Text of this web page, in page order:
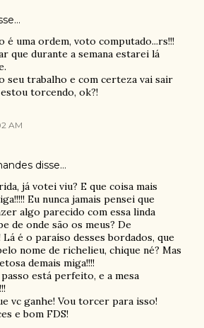
é uma ordem, voto computado...rs!!!
que durante a semana estarei lá
seu trabalho e com certeza vai sair
torcendo, ok?!
AM
disse…
já votei viu? E que coisa mais
Eu nunca jamais pensei que
algo parecido com essa linda
de onde são os meus? De
é o paraíso desses bordados, que
nome de richelieu, chique né? Mas
demais miga!!!!
está perfeito, e a mesa
vc ganhe! Vou torcer para isso!
e bom FDS!